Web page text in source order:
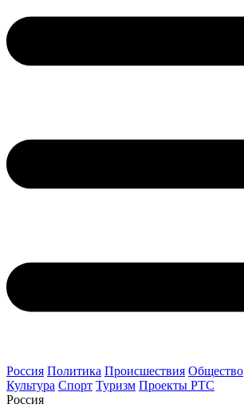
Россия Политика Происшествия Общество
Культура Спорт Туризм Проекты РТС
Россия